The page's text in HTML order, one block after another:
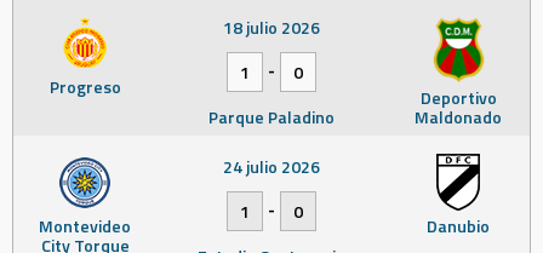
Progreso Deportivo
Maldonado
18 julio 2026
1
-
0
Parque Paladino
Montevideo
City Torque
Danubio
24 julio 2026
1
-
0